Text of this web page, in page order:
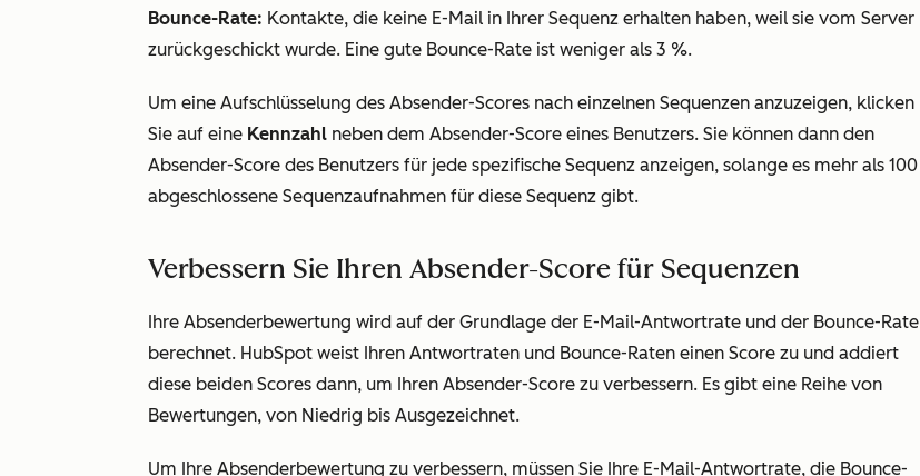
Bounce-Rate: Kontakte, die keine E-Mail in Ihrer Sequenz erhalten haben, weil sie vom Server
zurückgeschickt wurde. Eine gute Bounce-Rate ist weniger als 3 %.
Um eine Aufschlüsselung des Absender-Scores nach einzelnen Sequenzen anzuzeigen, klicken
Sie auf eine Kennzahl neben dem Absender-Score eines Benutzers. Sie können dann den
Absender-Score des Benutzers für jede spezifische Sequenz anzeigen, solange es mehr als 100
abgeschlossene Sequenzaufnahmen für diese Sequenz gibt.
Verbessern Sie Ihren Absender-Score für Sequenzen
Ihre Absenderbewertung wird auf der Grundlage der E-Mail-Antwortrate und der Bounce-Rate
berechnet. HubSpot weist Ihren Antwortraten und Bounce-Raten einen Score zu und addiert
diese beiden Scores dann, um Ihren Absender-Score zu verbessern. Es gibt eine Reihe von
Bewertungen, von Niedrig bis Ausgezeichnet.
Um Ihre Absenderbewertung zu verbessern, müssen Sie Ihre E-Mail-Antwortrate, die Bounce-